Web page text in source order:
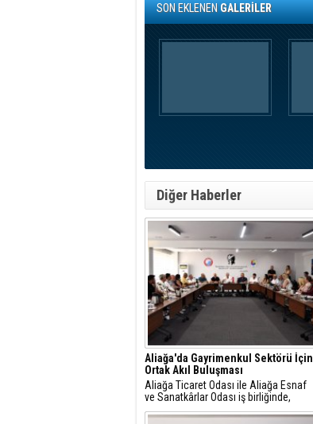
SON EKLENENGALERİLER
Diğer Haberler
Aliağa'da Gayrimenkul Sektörü İçin
Ortak Akıl Buluşması
Aliağa Ticaret Odası ile Aliağa Esnaf
ve Sanatkârlar Odası iş birliğinde,
ilçede faaliyet gösteren gayrimenkul
danışmanlarıyla sektörel istişare